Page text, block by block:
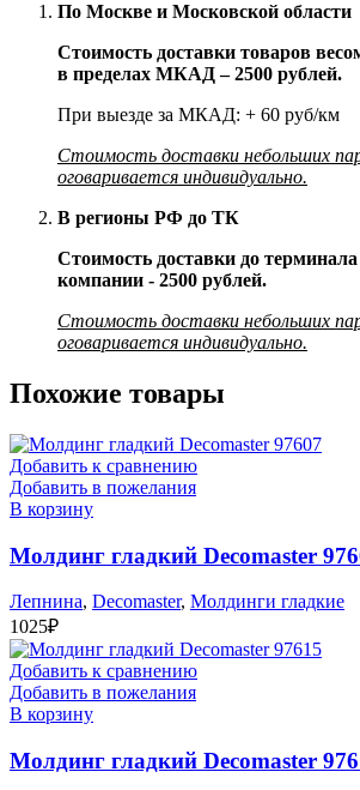
По Москве и Московской области
Стоимость доставки товаров
в пределах МКАД – 2500 рублей.
При выезде за МКАД: + 60 руб/км
Стоимость доставки небольших
оговаривается индивидуально.
В регионы РФ до ТК
Стоимость доставки до
компании - 2500 рублей.
Стоимость доставки небольших
оговаривается индивидуально.
Похожие товары
Добавить к сравнению
Добавить в пожелания
В корзину
Молдинг гладкий Decomaster
Лепнина, Decomaster, Молдинги гладкие
1025₽
Добавить к сравнению
Добавить в пожелания
В корзину
Молдинг гладкий Decomaster